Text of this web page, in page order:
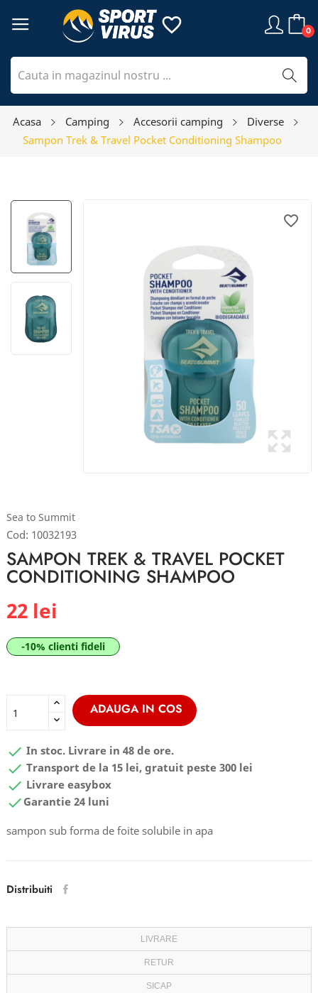
0
favorite_border
Acasa Camping Accesorii camping
Diverse
Sampon Trek & Travel Pocket Conditioning Shampoo
favorite_border
Sea to Summit
Cod: 10032193
SAMPON TREK & TRAVEL POCKET
CONDITIONING SHAMPOO
22 lei
-10% clienti fideli
ADAUGA IN COS
 In stoc. Livrare in 48 de ore.
 Transport de la 15 lei, gratuit peste 300 lei
 Livrare easybox
 Garantie 24 luni
sampon sub forma de foite solubile in apa
Distribuiti
LIVRARE
RETUR
SICAP